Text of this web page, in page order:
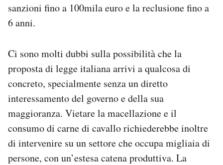
sanzioni fino a 100mila euro e la reclusione fino a
6 anni.
Ci sono molti dubbi sulla possibilità che la
proposta di legge italiana arrivi a qualcosa di
concreto, specialmente senza un diretto
interessamento del governo e della sua
maggioranza. Vietare la macellazione e il
consumo di carne di cavallo richiederebbe inoltre
di intervenire su un settore che occupa migliaia di
persone, con un’estesa catena produttiva. La